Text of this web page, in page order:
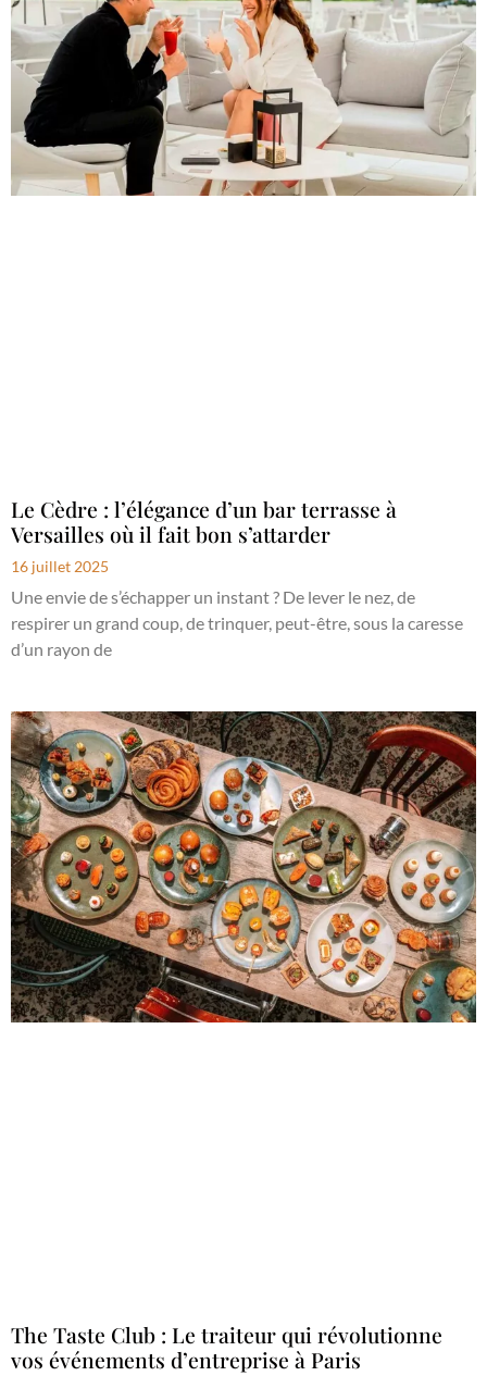
Le Cèdre : l’élégance d’un bar terrasse à
Versailles où il fait bon s’attarder
16 juillet 2025
Une envie de s’échapper un instant ? De lever le nez, de
respirer un grand coup, de trinquer, peut-être, sous la caresse
d’un rayon de
The Taste Club : Le traiteur qui révolutionne
vos événements d’entreprise à Paris